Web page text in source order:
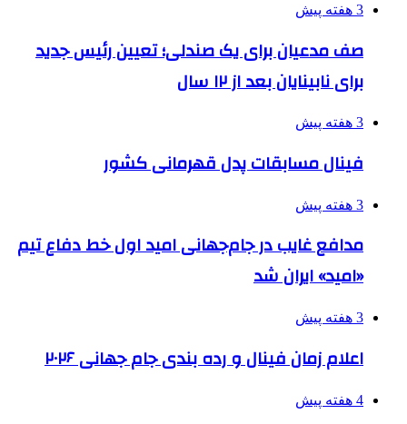
3 هفته پیش
صف مدعیان برای یک صندلی؛ تعیین رئیس جدید
برای نابینایان بعد از ۱۲ سال
3 هفته پیش
فینال مسابقات پدل قهرمانی کشور
3 هفته پیش
مدافع غایب در جام‌جهانی امید اول خط دفاع تیم
«امید» ایران شد
3 هفته پیش
اعلام زمان فینال و رده بندی جام جهانی ۲۰۲۶
4 هفته پیش